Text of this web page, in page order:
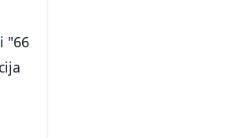
"66